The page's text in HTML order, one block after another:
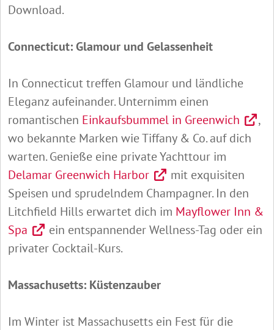
Download.
Connecticut: Glamour und Gelassenheit
In Connecticut treffen Glamour und ländliche
Eleganz aufeinander. Unternimm einen
romantischen Einkaufsbummel in Greenwich
,
wo bekannte Marken wie Tiffany & Co. auf dich
warten. Genieße eine private Yachttour im
Delamar Greenwich Harbor
mit exquisiten
Speisen und sprudelndem Champagner. In den
Litchfield Hills erwartet dich im Mayflower Inn &
Spa
ein entspannender Wellness-Tag oder ein
privater Cocktail-Kurs.
Massachusetts: Küstenzauber
Im Winter ist Massachusetts ein Fest für die